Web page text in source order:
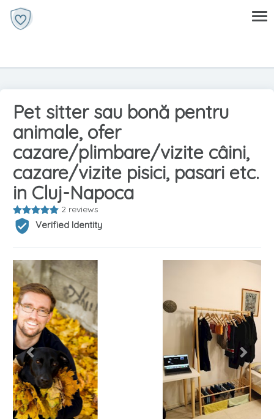
Pet sitter sau bonă pentru
animale, ofer
cazare/plimbare/vizite câini,
cazare/vizite pisici, pasari etc.
in Cluj-Napoca
2 reviews
Verified Identity
Previous Next